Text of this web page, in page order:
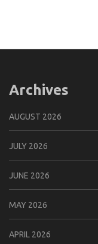
Archives
AUGUST 2026
JULY 2026
JUNE 2026
MAY 2026
APRIL 2026